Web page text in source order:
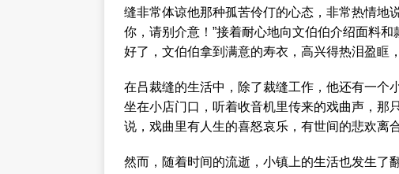
缝非常体谅他那种孤苦伶仃的心态，非常热情地
你，请别介意！”接着耐心地向文伯伯介绍面料
好了，文伯伯拿到满意的寿衣，高兴得热泪盈眶
在吕裁缝的生活中，除了裁缝工作，他还有一个
坐在小店门口，听着收音机里传来的戏曲声，那
说，戏曲里有人生的喜怒哀乐，有世间的悲欢离
然而，随着时间的流逝，小镇上的生活也发生了